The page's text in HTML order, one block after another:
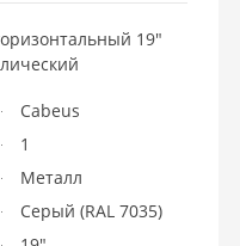
19"
Cabeus
1
Металл
Cерый (RAL 7035)